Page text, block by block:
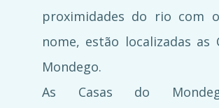
proximidades do rio com
nome, estão localizadas as
Mondego.
As Casas do